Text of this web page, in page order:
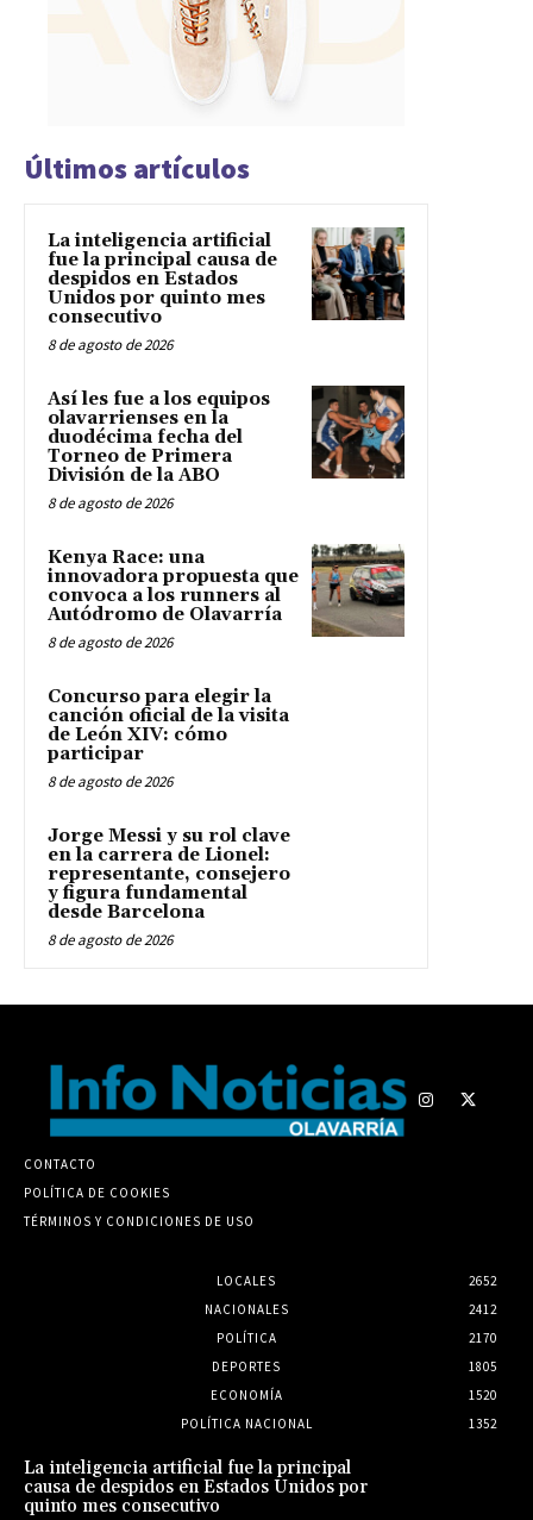
Últimos artículos
La inteligencia artificial
fue la principal causa de
despidos en Estados
Unidos por quinto mes
consecutivo
8 de agosto de 2026
Así les fue a los equipos
olavarrienses en la
duodécima fecha del
Torneo de Primera
División de la ABO
8 de agosto de 2026
Kenya Race: una
innovadora propuesta que
convoca a los runners al
Autódromo de Olavarría
8 de agosto de 2026
Concurso para elegir la
canción oficial de la visita
de León XIV: cómo
participar
8 de agosto de 2026
Jorge Messi y su rol clave
en la carrera de Lionel:
representante, consejero
y figura fundamental
desde Barcelona
8 de agosto de 2026
CONTACTO
POLÍTICA DE COOKIES
TÉRMINOS Y CONDICIONES DE USO
LOCALES
2652
NACIONALES
2412
POLÍTICA
2170
DEPORTES
1805
ECONOMÍA
1520
POLÍTICA NACIONAL
1352
La inteligencia artificial fue la principal
causa de despidos en Estados Unidos por
quinto mes consecutivo